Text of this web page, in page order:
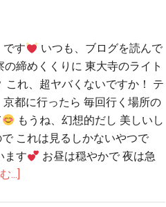
す
いつも、ブログを読んで
締めくくりに 東大寺のライト
これ、超ヤバくないですか！ テ
京都に行ったら 毎回行く場所の
もうね、幻想的だし 美しいし
これは見るしかないやつで
ます
お昼は穏やかで 夜は急
...]